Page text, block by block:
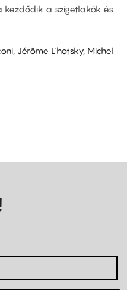
kezdődik a szigetlakók és
Jérôme L'hotsky, Michel